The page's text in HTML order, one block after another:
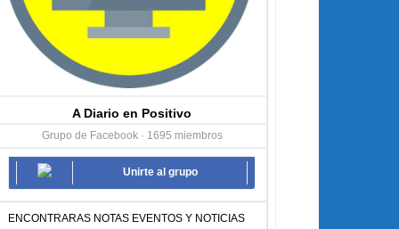
A Diario en Positivo
Grupo de Facebook · 1695 miembros
Unirte al grupo
ENCONTRARAS NOTAS EVENTOS Y NOTICIAS